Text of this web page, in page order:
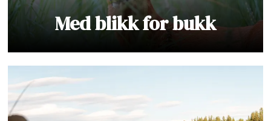
Med blikk for bukk